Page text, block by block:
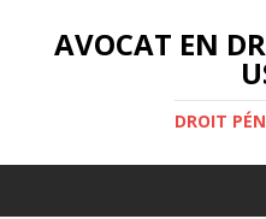
AVOCAT EN
DROIT